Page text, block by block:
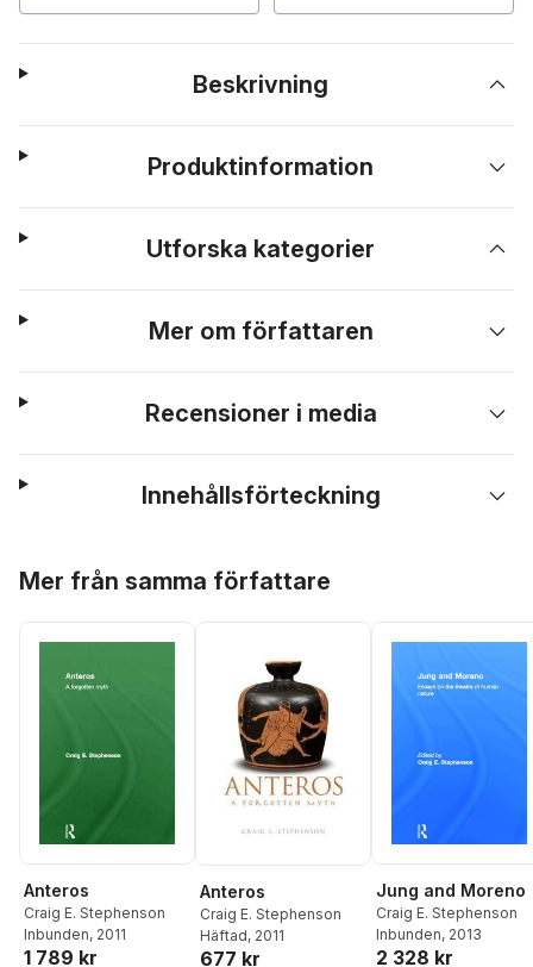
Beskrivning
Produktinformation
Utforska kategorier
Mer om författaren
Recensioner i media
Innehållsförteckning
Mer från samma författare
Anteros
Craig E. Stephenson
Inbunden, 2011
1 789 kr
Anteros
Craig E. Stephenson
Häftad, 2011
677 kr
Jung and Moreno
Craig E. Stephenson
Inbunden, 2013
2 328 kr